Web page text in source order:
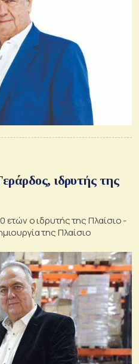
ιδρυτής της
ετών ο ιδρυτής της Πλαίσιο -
της Πλαίσιο